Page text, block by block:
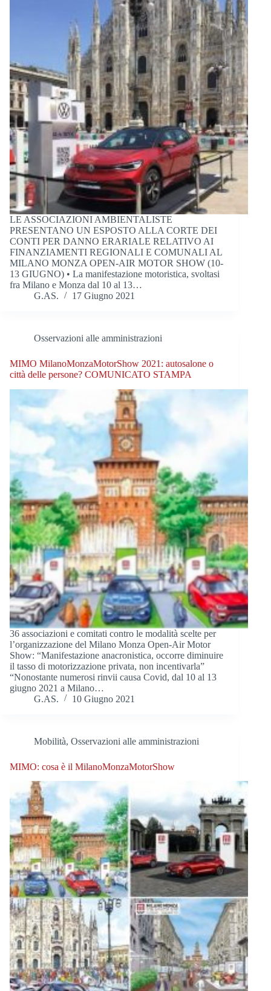
LE ASSOCIAZIONI AMBIENTALISTE
PRESENTANO UN ESPOSTO ALLA CORTE DEI
CONTI PER DANNO ERARIALE RELATIVO AI
FINANZIAMENTI REGIONALI E COMUNALI AL
MILANO MONZA OPEN-AIR MOTOR SHOW (10-
13 GIUGNO) • La manifestazione motoristica, svoltasi
fra Milano e Monza dal 10 al 13…
G.AS.
17 Giugno 2021
Osservazioni alle amministrazioni
MIMO MilanoMonzaMotorShow 2021: autosalone o
città delle persone? COMUNICATO STAMPA
36 associazioni e comitati contro le modalità scelte per
l’organizzazione del Milano Monza Open-Air Motor
Show: “Manifestazione anacronistica, occorre diminuire
il tasso di motorizzazione privata, non incentivarla”
“Nonostante numerosi rinvii causa Covid, dal 10 al 13
giugno 2021 a Milano…
G.AS.
10 Giugno 2021
Mobilità, Osservazioni alle amministrazioni
MIMO: cosa è il MilanoMonzaMotorShow